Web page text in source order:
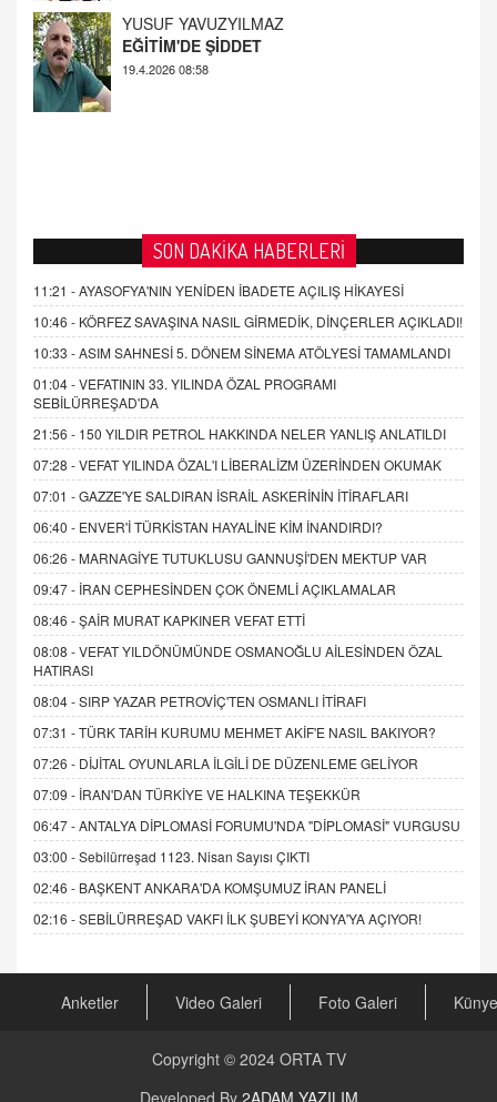
EĞİTİM'DE ŞİDDET
19.4.2026 08:58
SON DAKİKA HABERLERİ
11:21 -AYASOFYA'NIN YENİDEN İBADETE AÇILIŞ HİKAYESİ
10:46 - KÖRFEZ SAVAŞINA NASIL GİRMEDİK, DİNÇERLER AÇIKLADI!
10:33 -ASIM SAHNESİ 5. DÖNEM SİNEMA ATÖLYESİ TAMAMLANDI
01:04 -VEFATININ 33. YILINDA ÖZAL PROGRAMI
SEBİLÜRREŞAD'DA
21:56 - 150 YILDIR PETROL HAKKINDA NELER YANLIŞ ANLATILDI
07:28 -VEFAT YILINDA ÖZAL'I LİBERALİZM ÜZERİNDEN OKUMAK
07:01 -GAZZE'YE SALDIRAN İSRAİL ASKERİNİN İTİRAFLARI
06:40 - ENVER'İ TÜRKİSTAN HAYALİNE KİM İNANDIRDI?
06:26 - MARNAGİYE TUTUKLUSU GANNUŞİ'DEN MEKTUP VAR
09:47 - İRAN CEPHESİNDEN ÇOK ÖNEMLİ AÇIKLAMALAR
08:46 -ŞAİR MURAT KAPKINER VEFAT ETTİ
08:08 -VEFAT YILDÖNÜMÜNDE OSMANOĞLU AİLESİNDEN ÖZAL
HATIRASI
08:04 -SIRP YAZAR PETROVİÇ'TEN OSMANLI İTİRAFI
07:31 -TÜRK TARİH KURUMU MEHMET AKİF'E NASIL BAKIYOR?
07:26 - DİJİTAL OYUNLARLA İLGİLİ DE DÜZENLEME GELİYOR
07:09 - İRAN'DAN TÜRKİYE VE HALKINA TEŞEKKÜR
06:47 -ANTALYA DİPLOMASİ FORUMU'NDA "DİPLOMASİ" VURGUSU
03:00 -Sebilürreşad 1123. Nisan Sayısı ÇIKTI
02:46 - BAŞKENT ANKARA'DA KOMŞUMUZ İRAN PANELİ
02:16 -SEBİLÜRREŞAD VAKFI İLK ŞUBEYİ KONYA'YA AÇIYOR!
Anketler Video Galeri Foto Galeri Künye
Copyright © 2024 ORTA TV
Developed By 2ADAM YAZILIM